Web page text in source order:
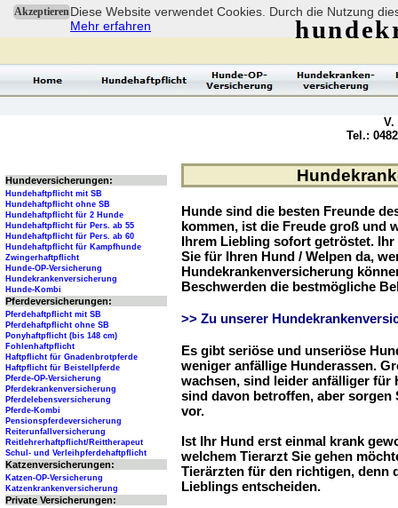
AkzeptierenDiese Website verwendet Cookies. Durch die Nutzung
Mehr erfahren
Hunde sind die besten Freunde
kommen, ist die Freude groß und
Ihrem Liebling sofort getröstet.
Sie für Ihren Hund / Welpen da,
Hundekrankenversicherung
Beschwerden die bestmögliche
>> Zu unserer
Es gibt seriöse und unseriöse
weniger anfällige Hunderassen.
wachsen, sind leider anfälliger für
sind davon betroffen, aber sorgen
vor.
Ist Ihr Hund erst einmal krank
welchem Tierarzt Sie gehen
Tierärzten für den richtigen, denn
Lieblings entscheiden.
Hundeversicherungen:
Hundehaftpflicht mit SB
Hundehaftpflicht ohne SB
Hundehaftpflicht für 2 Hunde
Hundehaftpflicht für Pers. ab 55
Hundehaftpflicht für Pers. ab 60
Hundehaftpflicht für Kampfhunde
Zwingerhaftpflicht
Hunde-OP-Versicherung
Hundekrankenversicherung
Hunde-Kombi
Pferdeversicherungen:
Pferdehaftpflicht mit SB
Pferdehaftpflicht ohne SB
Ponyhaftpflicht (bis 148 cm)
Fohlenhaftpflicht
Haftpflicht für Gnadenbrotpferde
Haftpflicht für Beistellpferde
Pferde-OP-Versicherung
Pferdekrankenversicherung
Pferdelebensversicherung
Pferde-Kombi
Pensionspferdeversicherung
Reiterunfallversicherung
Reitlehrerhaftpflicht/Reittherapeut
Schul- und Verleihpferdehaftpflicht
Katzenversicherungen:
Katzen-OP-Versicherung
Katzenkrankenversicherung
Private Versicherungen:
V.
Tel.: